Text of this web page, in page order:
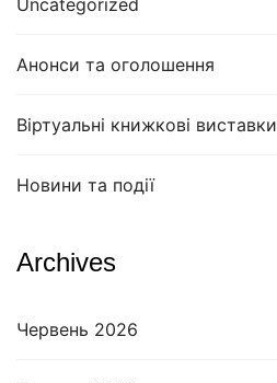
Uncategorized
Анонси та оголошення
Віртуальні книжкові виставки
Новини та події
Archives
Червень 2026